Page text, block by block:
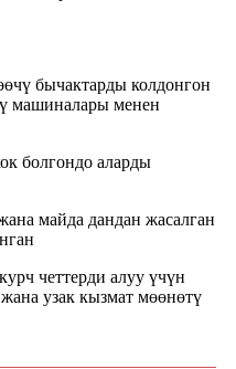
бычактарды колдонгон
машиналары менен
болгондо аларды
майда дандан жасалган
четтерди алуу үчүн
узак кызмат мөөнөтү